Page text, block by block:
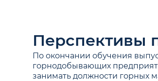
Перспективы
По окончании обучения
горнодобывающих
занимать должности горных